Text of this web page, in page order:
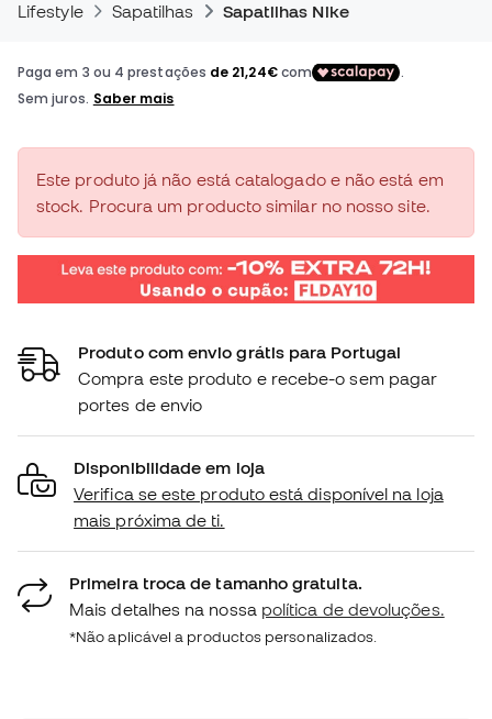
Lifestyle Sapatilhas Sapatilhas Nike
Este produto já não está catalogado e não está em
stock. Procura um producto similar no nosso site.
Produto com envio grátis para Portugal
Compra este produto e recebe-o sem pagar
portes de envio
Disponibilidade em loja
Verifica se este produto está disponível na loja
mais próxima de ti.
Primeira troca de tamanho gratuita.
Mais detalhes na nossa política de devoluções.
*Não aplicável a productos personalizados.